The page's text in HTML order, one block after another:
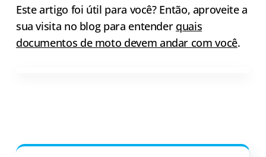
Este artigo foi útil para você? Então, aproveite a
sua visita no blog para entender quais
documentos de moto devem andar com você.